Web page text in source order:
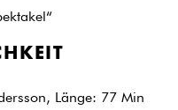
Länge: 77 Min